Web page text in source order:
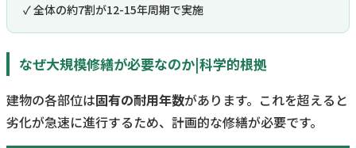
✓ 全体の約7割が12-15年周期で実施
なぜ大規模修繕が必要なのか|科学的根拠
建物の各部位は固有の耐用年数があります。これを超えると
劣化が急速に進行するため、計画的な修繕が必要です。